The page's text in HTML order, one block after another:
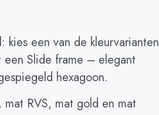
een van de kleurvarianten
Slide frame – elegant
hexagoon.
RVS, mat gold en mat